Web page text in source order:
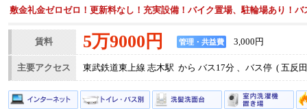
敷金礼金ゼロゼロ！更新料なし！充実設備！バイク置場、駐輪場あり！バ
賃料 5万9000円 管理・共益費 3,000円
主要アクセス 東武鉄道東上線 志木駅 から バス17分 、バス停 ( 五反